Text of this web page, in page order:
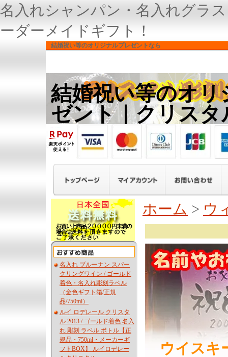
名入れシャンパン・名入れグラ
ーダーメイドギフト！
結婚祝い等のオリジナルプレゼントなら
結婚祝い等のオリ
ゼント｜クリスタ
名入れ ブルーナン スパー
クリングワイン / ゴールド
着色・名入れ彫刻ラベル
（金色ギフト箱/正規
品/750ml）
ルイ ロデレール クリスタ
ル 2013 / ゴールド着色 名入
れ 彫刻 ラベル ボトル【正
規品・750ml・メーカーギ
フトBOX】 ルイロデレー
ホーム > ウ
ウイスキ